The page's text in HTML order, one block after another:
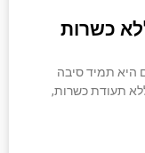
כשרות
היא תמיד סיבה
תעודת כשרות,